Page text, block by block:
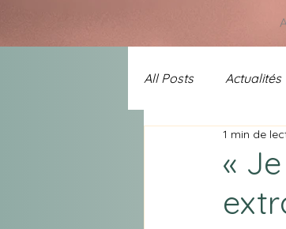
All Posts Actualités
Uncategorized
A l'affiche
«
1 min de